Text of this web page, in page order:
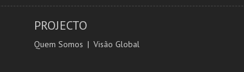
PROJECTO
Quem Somos Visão Global